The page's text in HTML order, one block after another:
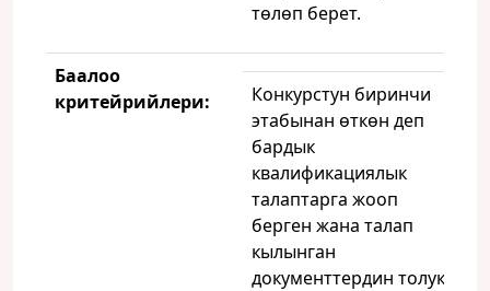
төлөп берет.
Баалоо
критейрийлери:
Конкурстун биринчи
этабынан өткөн деп
бардык
квалификациялык
талаптарга жооп
берген жана талап
кылынган
документтердин толук